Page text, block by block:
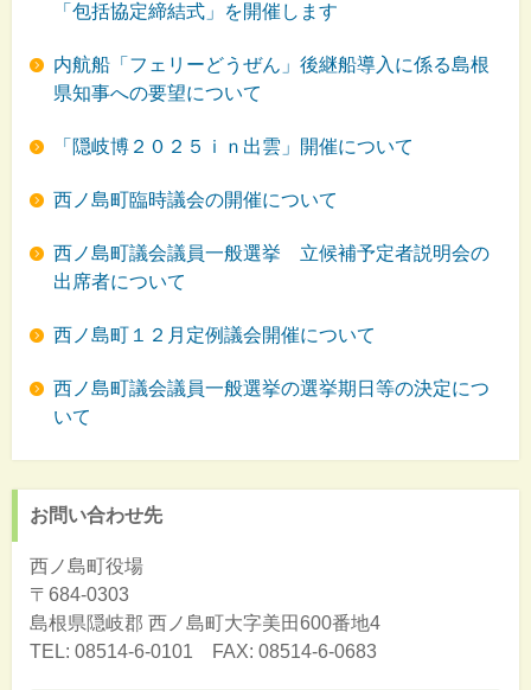
「包括協定締結式」を開催します
内航船「フェリーどうぜん」後継船導入に係る島根
県知事への要望について
「隠岐博２０２５ｉｎ出雲」開催について
西ノ島町臨時議会の開催について
西ノ島町議会議員一般選挙 立候補予定者説明会の
出席者について
西ノ島町１２月定例議会開催について
西ノ島町議会議員一般選挙の選挙期日等の決定につ
いて
お問い合わせ先
西ノ島町役場
〒684-0303
島根県隠岐郡 西ノ島町大字美田600番地4
TEL: 08514-6-0101 FAX: 08514-6-0683